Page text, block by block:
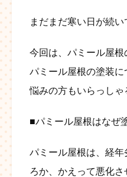
まだまだ寒い日が続
今回は、パミール屋
パミール屋根の塗装
悩みの方もいらっしゃ
■パミール屋根はなぜ
パミール屋根は、経
ろか、かえって悪化さ